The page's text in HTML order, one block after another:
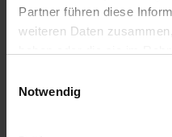
Partner führen diese
weiteren Daten
Weitere Informationen
Notwendig
Zurück zur Startseite